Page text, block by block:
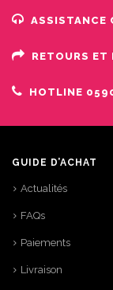
ASSISTANCE
RETOURS ET
HOTLINE
GUIDE D’ACHAT
Actualités
FAQs
Paiements
Livraison